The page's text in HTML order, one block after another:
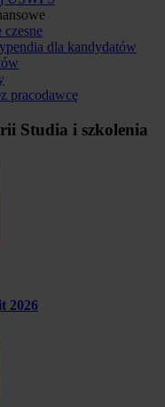
czesne
dla kandydatów
pracodawcę
Studia i szkolenia
2026